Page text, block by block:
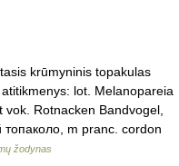
krūmyninis topakulas
lot. Melanopareia
Rotnacken Bandvogel,
m pranc. cordon
žodynas